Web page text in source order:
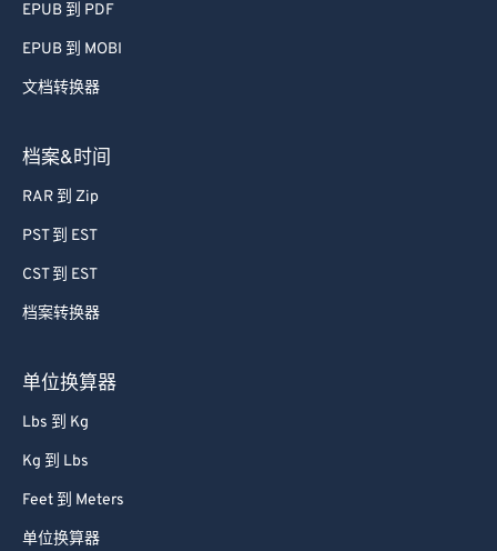
EPUB 到 PDF
EPUB 到 MOBI
文档转换器
档案&时间
RAR 到 Zip
PST 到 EST
CST 到 EST
档案转换器
单位换算器
Lbs 到 Kg
Kg 到 Lbs
Feet 到 Meters
单位换算器